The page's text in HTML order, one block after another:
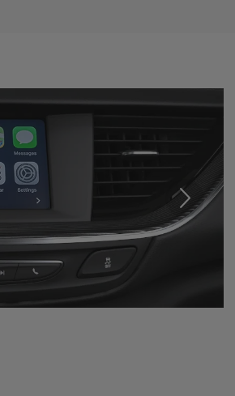
Slijedeća